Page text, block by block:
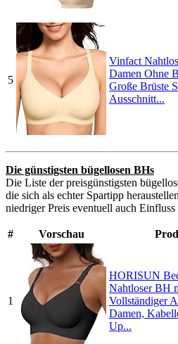
5
Vinfact
Damen Ohne
Große Brüste
Ausschnitt...
Die günstigsten bügellosen BHs
Die Liste der preisgünstigsten
die sich als echter Spartipp
niedriger Preis eventuell auch
# Vorschau
1
HORISUN
Nahtloser BH
Vollständiger
Damen,
Up...